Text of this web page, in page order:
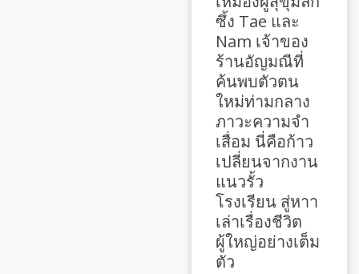
ซึ้ง Tae และ
Nam เจ้าของ
ร้านอัญมณีที่
ค้นพบตัวตน
ใหม่ท่ามกลาง
ภาวะความจำ
เสื่อม นี่คือก้าว
เปลี่ยนจากงาน
แนวรั้ว
โรงเรียน สู่หาา
เล่าเรื่องชีวิต
ผู้ใหญ่อย่างเต็ม
ตัว